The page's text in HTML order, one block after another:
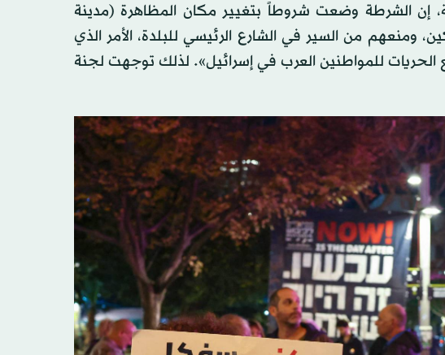
إن الشرطة وضعت شروطاً بتغيير مكان المظاهرة (مدينة
من السير في الشارع الرئيسي للبلدة، الأمر الذي
الحريات للمواطنين العرب في إسرائيل». لذلك توجهت لجنة